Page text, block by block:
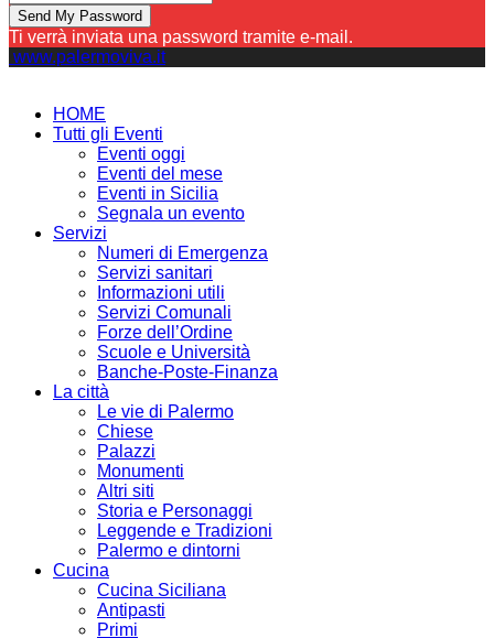
Ti verrà inviata una password tramite e-mail.
www.palermoviva.it
HOME
Tutti gli Eventi
Eventi oggi
Eventi del mese
Eventi in Sicilia
Segnala un evento
Servizi
Numeri di Emergenza
Servizi sanitari
Informazioni utili
Servizi Comunali
Forze dell’Ordine
Scuole e Università
Banche-Poste-Finanza
La città
Le vie di Palermo
Chiese
Palazzi
Monumenti
Altri siti
Storia e Personaggi
Leggende e Tradizioni
Palermo e dintorni
Cucina
Cucina Siciliana
Antipasti
Primi